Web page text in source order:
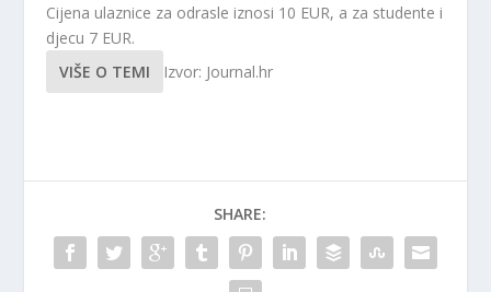
Cijena ulaznice za odrasle iznosi 10 EUR, a za studente i
djecu 7 EUR.
VIŠE O TEMI
Izvor: Journal.hr
SHARE: